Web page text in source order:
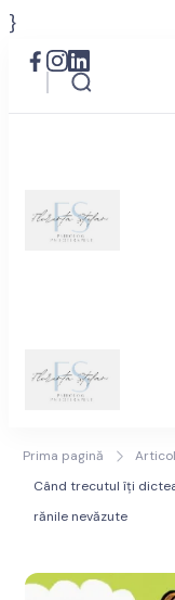
}
Privește
|
Privește
Prima pagină
Când trecutul îți
rănile nevăzute